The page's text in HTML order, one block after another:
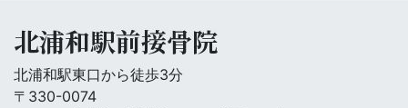
北浦和駅前接骨院
北浦和駅東口から徒歩3分
〒330-0074